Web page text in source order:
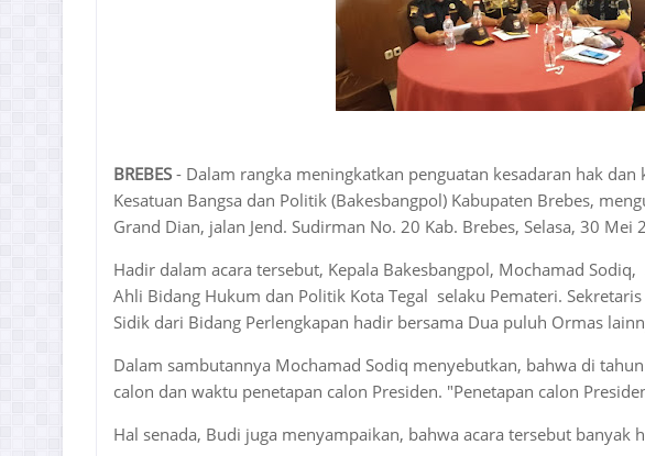
BREBES - Dalam rangka meningkatkan penguatan kesadaran hak dan
Kesatuan Bangsa dan Politik (Bakesbangpol) Kabupaten Brebes,
Grand Dian, jalan Jend. Sudirman No. 20 Kab. Brebes, Selasa, 30 Mei
Hadir dalam acara tersebut, Kepala Bakesbangpol, Mochamad Sodiq,
Ahli Bidang Hukum dan Politik Kota Tegal selaku Pemateri.
Sidik dari Bidang Perlengkapan hadir bersama Dua puluh Ormas
Dalam sambutannya Mochamad Sodiq menyebutkan, bahwa di
calon dan waktu penetapan calon Presiden. "Penetapan calon
Hal senada, Budi juga menyampaikan, bahwa acara tersebut banyak